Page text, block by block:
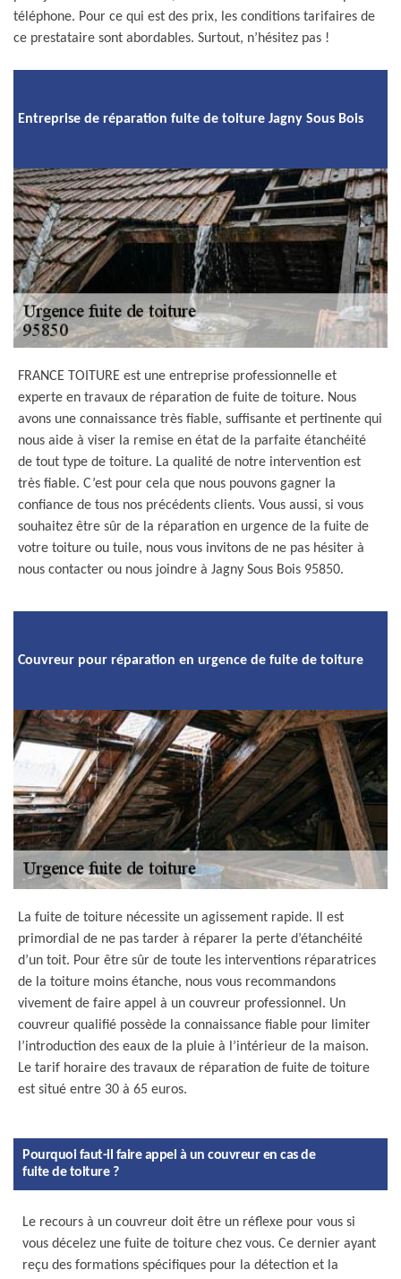
téléphone. Pour ce qui est des prix, les conditions tarifaires de
ce prestataire sont abordables. Surtout, n’hésitez pas !
Entreprise de réparation fuite de toiture Jagny Sous Bois
FRANCE TOITURE est une entreprise professionnelle et
experte en travaux de réparation de fuite de toiture. Nous
avons une connaissance très fiable, suffisante et pertinente qui
nous aide à viser la remise en état de la parfaite étanchéité
de tout type de toiture. La qualité de notre intervention est
très fiable. C’est pour cela que nous pouvons gagner la
confiance de tous nos précédents clients. Vous aussi, si vous
souhaitez être sûr de la réparation en urgence de la fuite de
votre toiture ou tuile, nous vous invitons de ne pas hésiter à
nous contacter ou nous joindre à Jagny Sous Bois 95850.
Couvreur pour réparation en urgence de fuite de toiture
La fuite de toiture nécessite un agissement rapide. Il est
primordial de ne pas tarder à réparer la perte d’étanchéité
d’un toit. Pour être sûr de toute les interventions réparatrices
de la toiture moins étanche, nous vous recommandons
vivement de faire appel à un couvreur professionnel. Un
couvreur qualifié possède la connaissance fiable pour limiter
l’introduction des eaux de la pluie à l’intérieur de la maison.
Le tarif horaire des travaux de réparation de fuite de toiture
est situé entre 30 à 65 euros.
Pourquoi faut-il faire appel à un couvreur en cas de
fuite de toiture ?
Le recours à un couvreur doit être un réflexe pour vous si
vous décelez une fuite de toiture chez vous. Ce dernier ayant
reçu des formations spécifiques pour la détection et la